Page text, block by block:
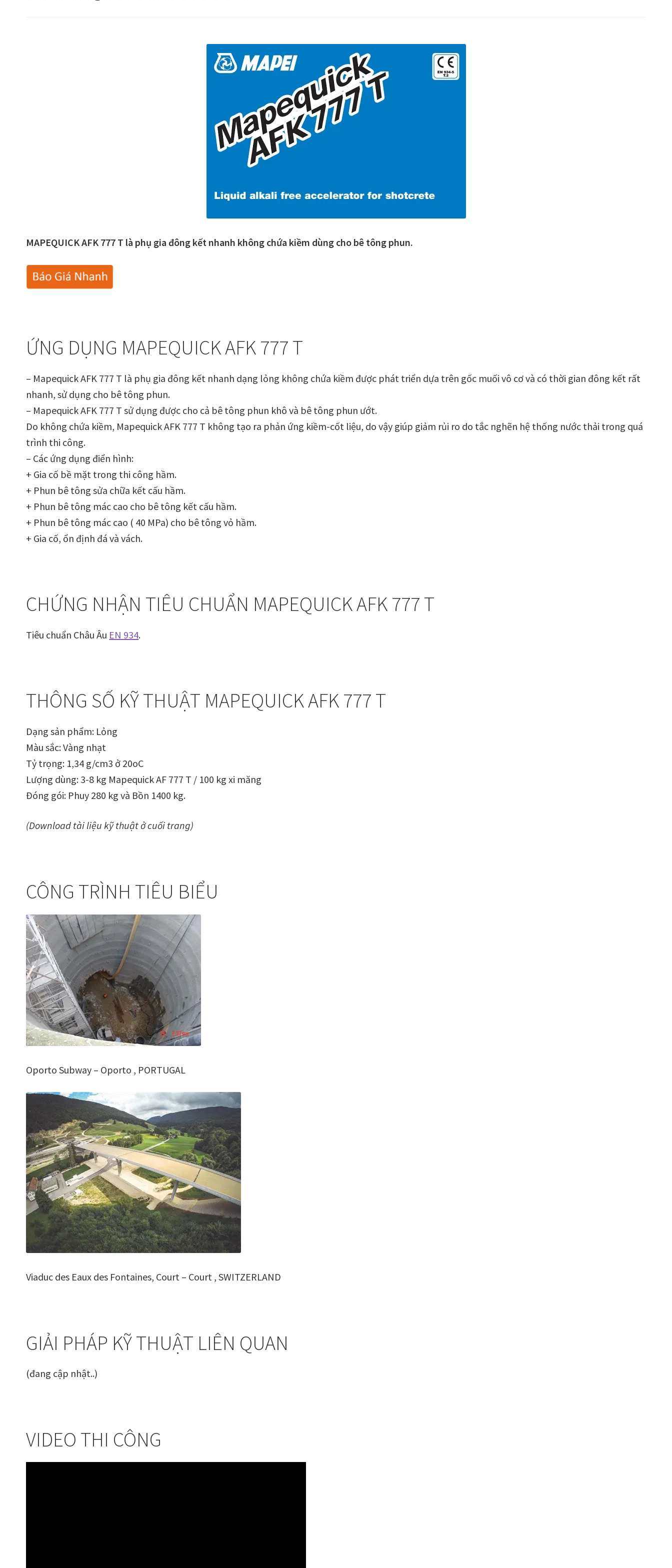
MAPEQUICK AFK 777 T là phụ gia đông kết nhanh không chứa kiềm dùng cho bê tông phun.
ỨNG DỤNG MAPEQUICK AFK 777 T
– Mapequick AFK 777 T là phụ gia đông kết nhanh dạng lỏng không chứa kiềm được phát triển dựa trên gốc muối vô cơ và có thời gian đông kết rất
nhanh, sử dụng cho bê tông phun.
– Mapequick AFK 777 T sử dụng được cho cả bê tông phun khô và bê tông phun ướt.
Do không chứa kiềm, Mapequick AFK 777 T không tạo ra phản ứng kiềm-cốt liệu, do vậy giúp giảm rủi ro do tắc nghẽn hệ thống nước thải trong quá
trình thi công.
– Các ứng dụng điển hình:
+ Gia cố bề mặt trong thi công hầm.
+ Phun bê tông sửa chữa kết cấu hầm.
+ Phun bê tông mác cao cho bê tông kết cấu hầm.
+ Phun bê tông mác cao ( 40 MPa) cho bê tông vỏ hầm.
+ Gia cố, ổn định đá và vách.
CHỨNG NHẬN TIÊU CHUẨN MAPEQUICK AFK 777 T
Tiêu chuẩn Châu Âu EN 934.
THÔNG SỐ KỸ THUẬT MAPEQUICK AFK 777 T
Dạng sản phẩm: Lỏng
Màu sắc: Vàng nhạt
Tỷ trọng: 1,34 g/cm3 ở 20oC
Lượng dùng: 3-8 kg Mapequick AF 777 T / 100 kg xi măng
Đóng gói: Phuy 280 kg và Bồn 1400 kg.
(Download tài liệu kỹ thuật ở cuối trang)
CÔNG TRÌNH TIÊU BIỂU
Oporto Subway – Oporto , PORTUGAL
Viaduc des Eaux des Fontaines, Court – Court , SWITZERLAND
GIẢI PHÁP KỸ THUẬT LIÊN QUAN
(đang cập nhật..)
VIDEO THI CÔNG